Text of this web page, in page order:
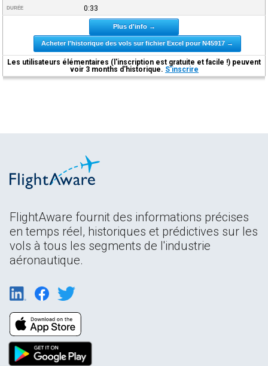
DURÉE 0:33
Plus d'info →
Acheter l'historique des vols sur fichier Excel pour N45917 →
Les utilisateurs élémentaires (l'inscription est gratuite et facile !) peuvent
voir 3 months d'historique. S'inscrire
FlightAware fournit des informations précises
en temps réel, historiques et prédictives sur les
vols à tous les segments de l'industrie
aéronautique.